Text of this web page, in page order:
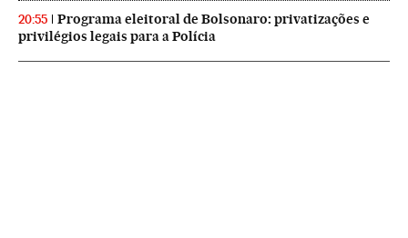
20:55
Programa eleitoral de Bolsonaro: privatizações e
privilégios legais para a Polícia